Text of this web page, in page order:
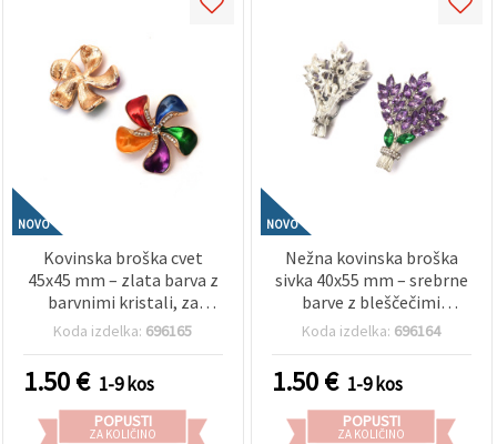
vse
Nastavitve
NOVO
Kovinska broška cvet
45x45 mm – zlata barva z
barvnimi kristali, za
elegantni nakit,
za darilo EM ART
Koda izdelka: 696165
1.50€ 1-9 kos
POPUSTI
ZA KOLIČINO
NOVO
Nežna kovinska broška
sivka 40x55 mm – srebrne
barve z bleščečimi
kristali, za elegantne
navdihnjen modni
dodatek in ideja za darilo
(hobi material)
Koda izdelka: 696164
1.50€ 1-9 kos
POPUSTI
ZA KOLIČINO